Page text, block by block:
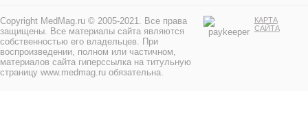
Copyright MedMag.ru © 2005-2021. Все права
защищены. Все материалы сайта являются
собственностью его владельцев. При
воспроизведении, полном или частичном,
материалов сайта гиперссылка на титульную
страницу www.medmag.ru обязательна.
КАРТА
САЙТА